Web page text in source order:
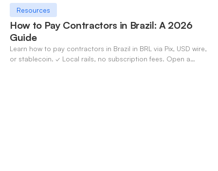
Resources
How to Pay Contractors in Brazil: A 2026
Guide
Learn how to pay contractors in Brazil in BRL via Pix, USD wire,
or stablecoin. ✓ Local rails, no subscription fees. Open a